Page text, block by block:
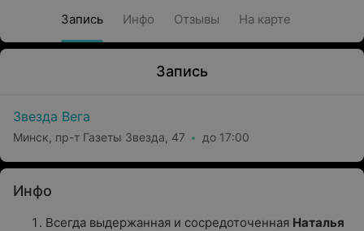
Запись Инфо Отзывы На карте
Запись
Звезда Вега
Минск, пр-т Газеты Звезда, 47 до 17:00
Инфо
Всегда выдержанная и сосредоточенная Наталья